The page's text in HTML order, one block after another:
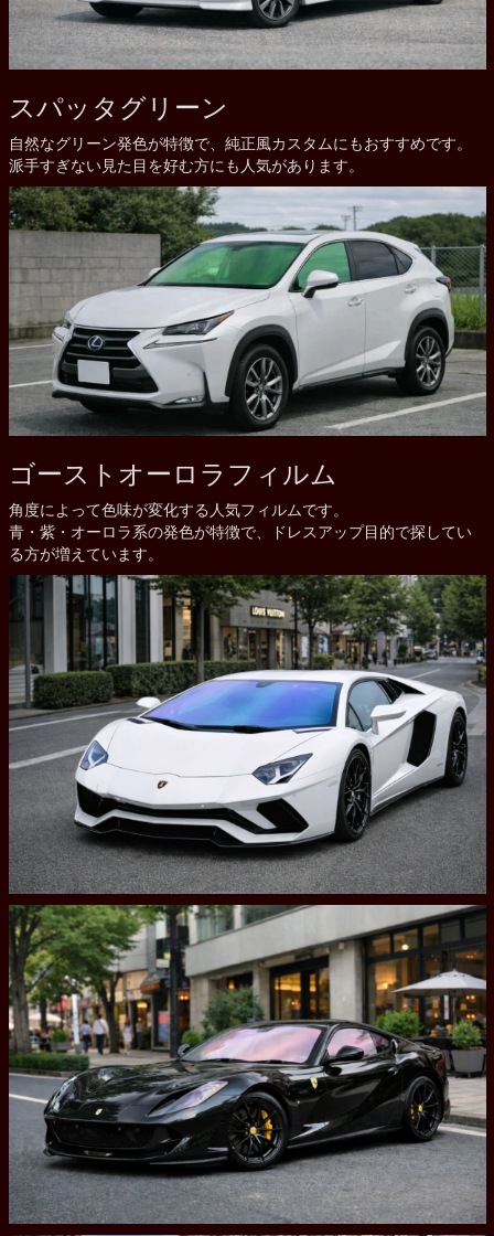
スパッタグリーン
自然なグリーン発色が特徴で、純正風カスタムにもおすすめです。
派手すぎない見た目を好む方にも人気があります。
ゴーストオーロラフィルム
角度によって色味が変化する人気フィルムです。
青・紫・オーロラ系の発色が特徴で、ドレスアップ目的で探してい
る方が増えています。